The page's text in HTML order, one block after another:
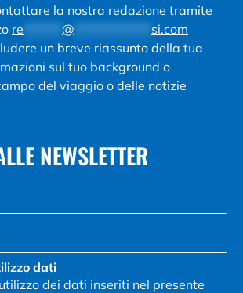
la nostra redazione tramite
re @
si.com
un breve riassunto della tua
sul tuo background o
del viaggio o delle notizie
NEWSLETTER
dati
dei dati inseriti nel presente